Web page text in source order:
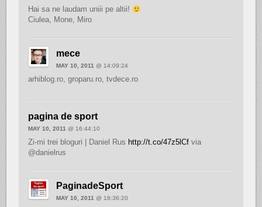
Hai sa ne laudam uniii pe altii!
Ciulea, Mone, Miro
mece
MAY 10, 2011 @ 14:09:24
arhiblog.ro, groparu.ro, tvdece.ro
pagina de sport
MAY 10, 2011 @ 16:44:10
Zi-mi trei bloguri | Daniel Rus http://t.co/47z5lCfvia
@danielrus
PaginadeSport
MAY 10, 2011@ 18:36:20